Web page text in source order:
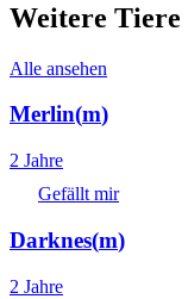
Weitere Tiere
Alle ansehen
Merlin(m)
2 Jahre
Gefällt mir
Darknes(m)
2 Jahre